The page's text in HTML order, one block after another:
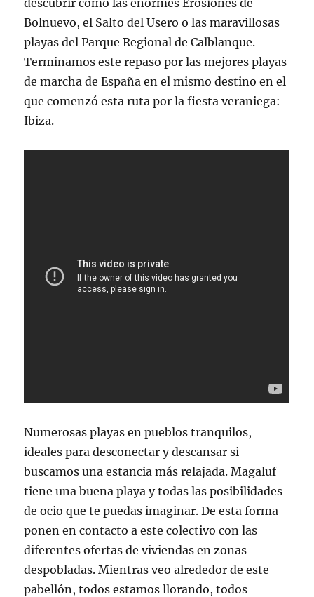
descubrir como las enormes Erosiones de
Bolnuevo, el Salto del Usero o las maravillosas
playas del Parque Regional de Calblanque.
Terminamos este repaso por las mejores playas
de marcha de España en el mismo destino en el
que comenzó esta ruta por la fiesta veraniega:
Ibiza.
Numerosas playas en pueblos tranquilos,
ideales para desconectar y descansar si
buscamos una estancia más relajada. Magaluf
tiene una buena playa y todas las posibilidades
de ocio que te puedas imaginar. De esta forma
ponen en contacto a este colectivo con las
diferentes ofertas de viviendas en zonas
despobladas. Mientras veo alrededor de este
pabellón, todos estamos llorando, todos